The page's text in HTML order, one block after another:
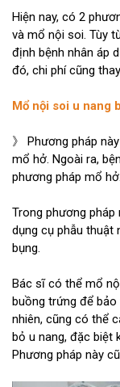
Hiện nay, có 2
và mổ nội soi. Tùy
định bệnh nhân áp
đó, chi phí cũng
Mổ nội soi u nang
》 Phương pháp
mổ hở. Ngoài ra,
phương pháp mổ hở.
Trong phương
dụng cụ phẫu thuật
bụng.
Bác sĩ có thể mổ
buồng trứng để bảo
nhiên, cũng có thể
bỏ u nang, đặc biệt
Phương pháp này